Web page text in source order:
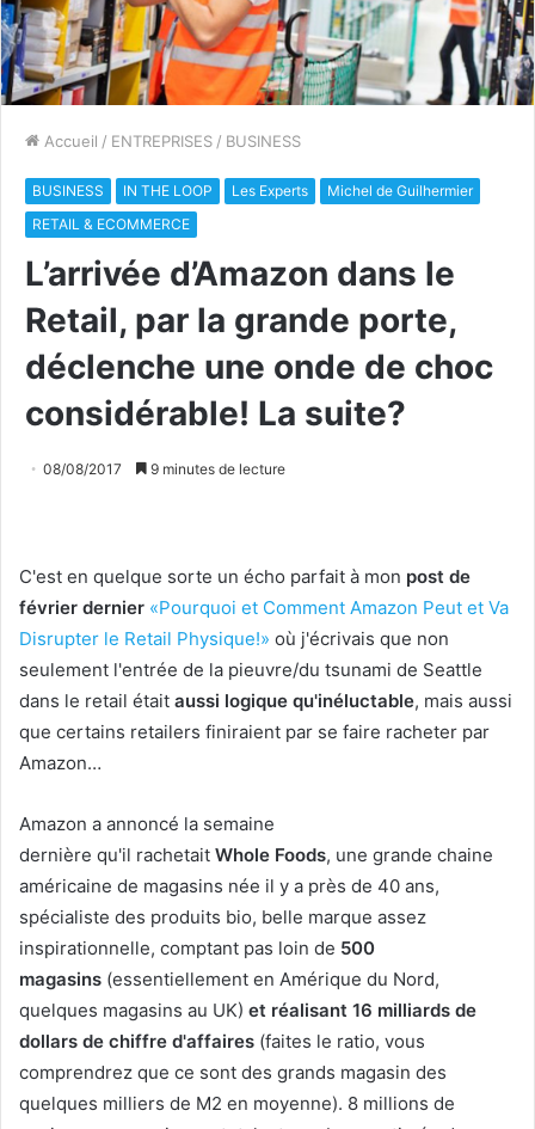
Accueil / ENTREPRISES / BUSINESS
BUSINESS IN THE LOOP Les Experts
Michel de Guilhermier
RETAIL & ECOMMERCE
L’arrivée d’Amazon dans le
Retail, par la grande porte,
déclenche une onde de choc
considérable! La suite?
08/08/2017 9 minutes de lecture
C'est en quelque sorte un écho parfait à mon post de
février dernier «Pourquoi et Comment Amazon Peut et Va
Disrupter le Retail Physique!» où j'écrivais que non
seulement l'entrée de la pieuvre/du tsunami de Seattle
dans le retail était aussi logique qu'inéluctable, mais aussi
que certains retailers finiraient par se faire racheter par
Amazon…
Amazon a annoncé la semaine
dernière qu'il rachetait Whole Foods, une grande chaine
américaine de magasins née il y a près de 40 ans,
spécialiste des produits bio, belle marque assez
inspirationnelle, comptant pas loin de 500
magasins (essentiellement en Amérique du Nord,
quelques magasins au UK) et réalisant 16 milliards de
dollars de chiffre d'affaires (faites le ratio, vous
comprendrez que ce sont des grands magasin des
quelques milliers de M2 en moyenne). 8 millions de